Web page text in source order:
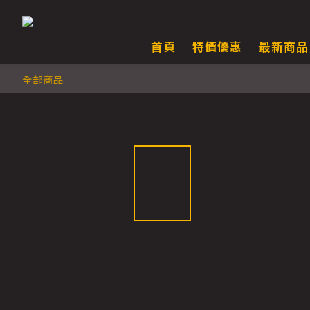
首頁 特價優惠 最新商品
全部商品